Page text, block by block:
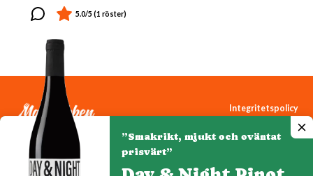
Integritetspolicy
Cookiepolicy
”Smakrikt, mjukt och oväntat
prisvärt”